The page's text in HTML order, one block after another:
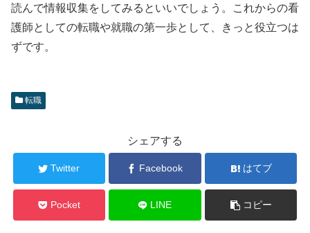
読んで情報収集をしてみるといいでしょう。これからの看
護師としての転職や就職の第一歩として、きっと役立つは
ずです。
転職
シェアする
Twitter Facebook はてブ
Pocket LINE コピー